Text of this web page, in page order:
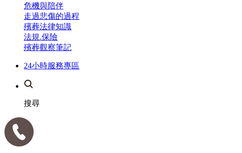
危機與陪伴
走過悲傷的過程
殯葬法律知識
法規.保險
殯葬觀察筆記
24小時服務專區
搜尋